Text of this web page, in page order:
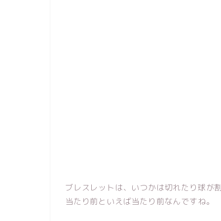
ブレスレットは、いつかは切れたり球が
当たり前といえば当たり前なんですね。